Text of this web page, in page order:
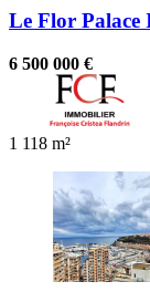
Le Flor Palace
6 500 000 €
1 118 m²